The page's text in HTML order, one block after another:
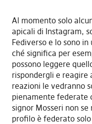
Al momento solo
apicali di Instagram,
Fediverso e lo sono
ché significa per
possono leggere
rispondergli e reagire
reazioni le vedranno
pienamente federate
signor Mosseri non
profilo è federato